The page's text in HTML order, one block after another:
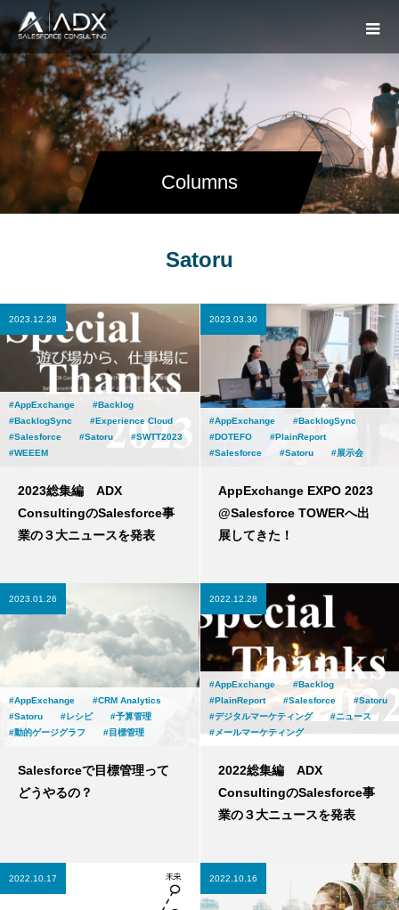
Columns
Satoru
2023.12.28
AppExchange
Backlog
BacklogSync
Experience Cloud
Salesforce
Satoru
SWTT2023
WEEEM
2023総集編 ADX
ConsultingのSalesforce事
業の３大ニュースを発表
2023.03.30
AppExchange
BacklogSync
DOTEFO
PlainReport
Salesforce
Satoru 展示会
AppExchange EXPO 2023
@Salesforce TOWERへ出
展してきた！
2023.01.26
AppExchange
CRM Analytics
Satoru
レシピ
予算管理
動的ゲージグラフ
目標管理
Salesforceで目標管理って
どうやるの？
2022.12.28
AppExchange
Backlog
PlainReport
Salesforce
Satoru
デジタルマーケティング
ニュース
メールマーケティング
2022総集編 ADX
ConsultingのSalesforce事
業の３大ニュースを発表
2022.10.17 2022.10.16